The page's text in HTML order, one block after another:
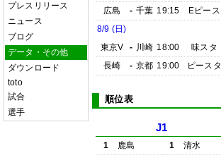
プレスリリース
ニュース
ブログ
データ・その他
ダウンロード
toto
試合
選手
広島
- 千葉 19:15
Eピース
8/9 (日)
東京V
- 川崎 18:00
味スタ
長崎
- 京都 19:00 ピースタ
順位表
J1
1 鹿島 1
清水